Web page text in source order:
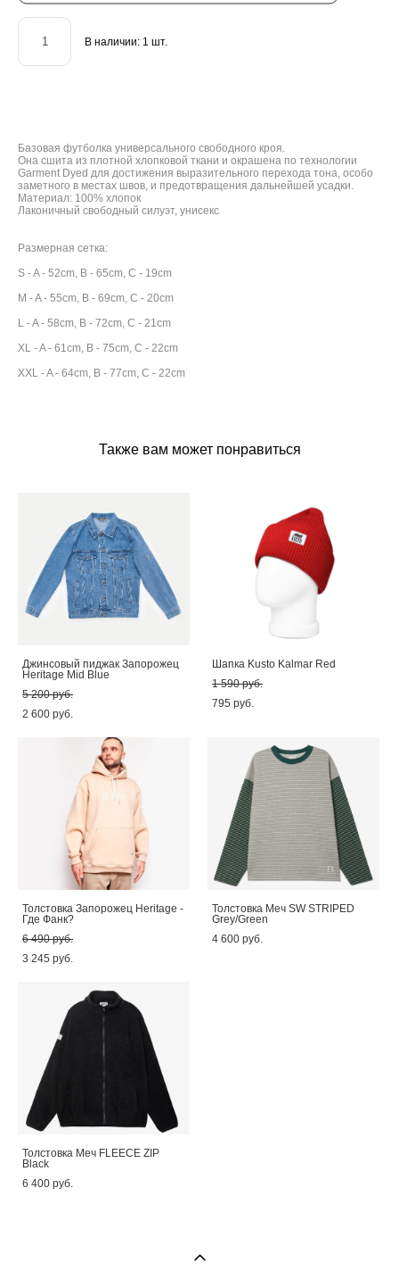
В наличии: 1 шт.
Базовая футболка универсального свободного кроя.
Она сшита из плотной хлопковой ткани и окрашена по технологии
Garment Dyed для достижения выразительного перехода тона, особо
заметного в местах швов, и предотвращения дальнейшей усадки.
Материал: 100% хлопок
Лаконичный свободный силуэт, унисекс
Размерная сетка:
S - A - 52cm, B - 65cm, C - 19cm
M - A - 55cm, B - 69cm, C - 20cm
L - A - 58cm, B - 72cm, C - 21cm
XL - A - 61cm, B - 75cm, C - 22cm
XXL - A - 64cm, B - 77cm, C - 22cm
Также вам может понравиться
Джинсовый пиджак Запорожец
Heritage Mid Blue
5 200 pуб.
2 600 pуб.
Шапка Kusto Kalmar Red
1 590 pуб.
795 pуб.
Толстовка Запорожец Heritage -
Где Фанк?
6 490 pуб.
3 245 pуб.
Толстовка Меч SW STRIPED
Grey/Green
4 600 pуб.
Толстовка Меч FLEECE ZIP
Black
6 400 pуб.